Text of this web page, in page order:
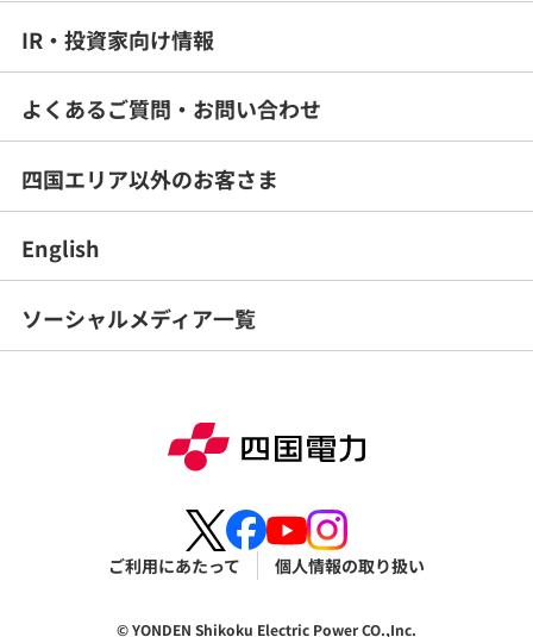
IR・投資家向け情報
よくあるご質問・ お問い合わせ
四国エリア以外のお客さま
English
ソーシャルメディア一覧
ご利用にあたって 個人情報の取り扱い
© YONDEN Shikoku Electric Power CO.,Inc.